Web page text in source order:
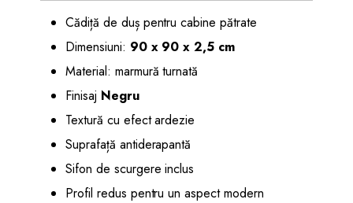
Cădiță de duș pentru cabine pătrate
Dimensiuni: 90 x 90 x 2,5 cm
Material: marmură turnată
Finisaj Negru
Textură cu efect ardezie
Suprafață antiderapantă
Sifon de scurgere inclus
Profil redus pentru un aspect modern